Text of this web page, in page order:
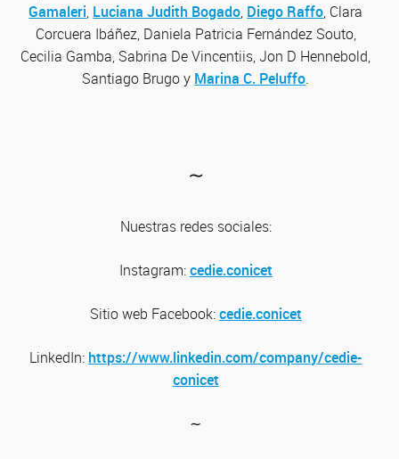
Gamaleri, Luciana Judith Bogado, Diego Raffo, Clara
Corcuera Ibáñez, Daniela Patricia Fernández Souto,
Cecilia Gamba, Sabrina De Vincentiis, Jon D Hennebold,
Santiago Brugo y Marina C. Peluffo.
∼
Nuestras redes sociales:
Instagram:cedie.conicet
Sitio web Facebook:cedie.conicet
LinkedIn: https://www.linkedin.com/company/cedie-
conicet
∼